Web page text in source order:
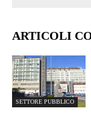
ARTICOLI
SETTORE PUBBLICO